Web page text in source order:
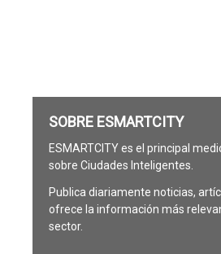
SOBRE ESMARTCITY
ESMARTCITY es el principal
sobre Ciudades Inteligentes.
Publica diariamente noticias,
ofrece la información más
sector.